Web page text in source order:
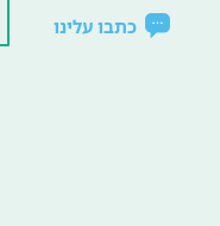
כתבו עלינו